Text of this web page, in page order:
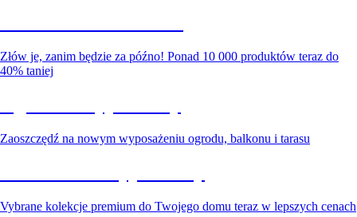
Złów je, zanim będzie za późno! Ponad 10 000 produktów teraz do
40% taniej
Zaoszczędź na nowym wyposażeniu ogrodu, balkonu i tarasu
Vybrane kolekcje premium do Twojego domu teraz w lepszych cenach